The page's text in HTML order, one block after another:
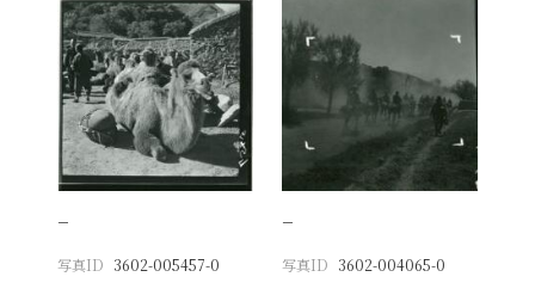
−
写真ID 3602-005457-0
−
写真ID 3602-004065-0